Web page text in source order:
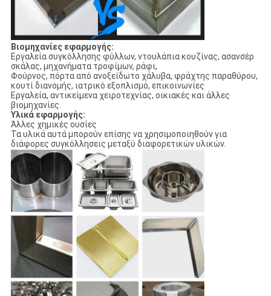
Βιομηχανίες εφαρμογής:
Εργαλεία συγκόλλησης φύλλων, ντουλάπια κουζίνας, ασανσέρ
σκάλας, μηχανήματα τροφίμων, ράφι,
Φούρνος, πόρτα από ανοξείδωτο χάλυβα, φράχτης παραθύρου,
κουτί διανομής, ιατρικό εξοπλισμό, επικοινωνίες
Εργαλεία, αντικείμενα χειροτεχνίας, οικιακές και άλλες
βιομηχανίες.
Υλικά εφαρμογής:
Άλλες χημικές ουσίες
Τα υλικά αυτά μπορούν επίσης να χρησιμοποιηθούν για
διάφορες συγκόλλησεις μεταξύ διαφορετικών υλικών.